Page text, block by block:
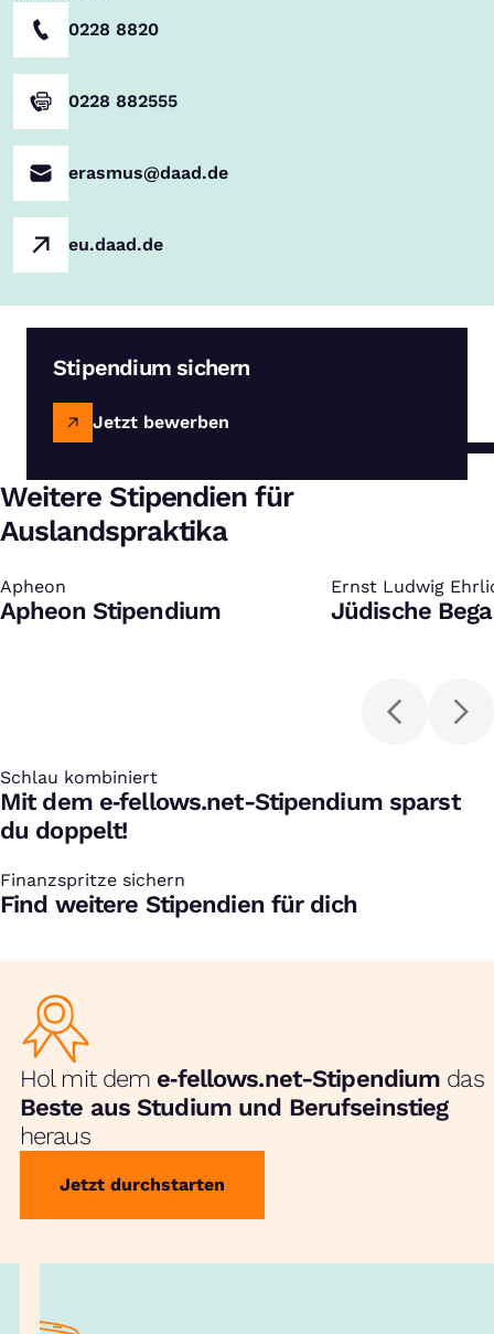
0228 8820
0228 882555
erasmus@daad.de
eu.daad.de
Stipendium sichern
Jetzt bewerben
Weitere Stipendien für
Auslandspraktika
Apheon
:
Apheon Stipendium
Ernst Ludwig
:
Jüdische
Schlau kombiniert
:
Mit dem e‑fellows.net-Stipendium sparst
du doppelt!
Finanzspritze sichern
:
Find weitere Stipendien für dich
Hol mit dem e‑fellows.net-Stipendium das
Beste aus Studium und Berufseinstieg
heraus
Jetzt durchstarten